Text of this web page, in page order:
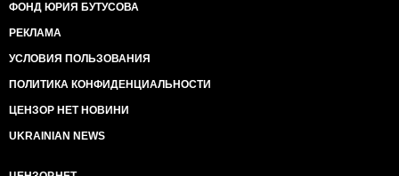
ФОНД ЮРИЯ БУТУСОВА
РЕКЛАМА
УСЛОВИЯ ПОЛЬЗОВАНИЯ
ПОЛИТИКА КОНФИДЕНЦИАЛЬНОСТИ
ЦЕНЗОР НЕТ НОВИНИ
UKRAINIAN NEWS